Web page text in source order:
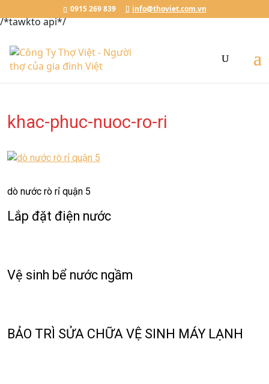
Chat với Thợ Việt0915.269.839
/*tawkto api*/
0915 269 839 info@thoviet.com.vn
khac-phuc-nuoc-ro-ri
dò nước rò rỉ quận 5
Lắp đặt điện nước
Vệ sinh bể nước ngầm
BẢO TRÌ SỬA CHỮA VỆ SINH MÁY LẠNH